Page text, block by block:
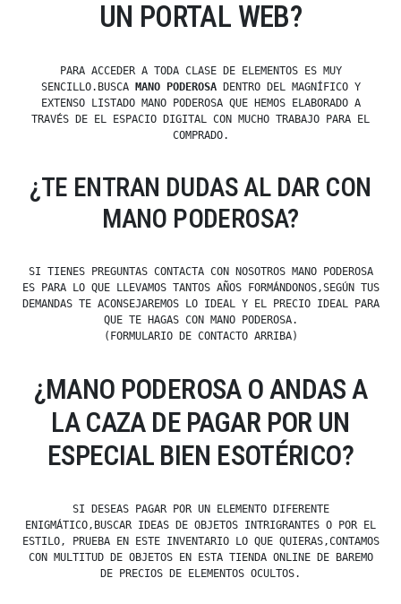
UN PORTAL WEB?
PARA ACCEDER A TODA CLASE DE ELEMENTOS ES MUY
SENCILLO.BUSCA MANO PODEROSADENTRO DEL MAGNÍFICO Y
EXTENSO LISTADO MANO PODEROSA QUE HEMOS ELABORADO A
TRAVÉS DE EL ESPACIO DIGITAL CON MUCHO TRABAJO PARA EL
COMPRADO.
¿TE ENTRAN DUDAS AL DAR CON
MANO PODEROSA?
SI TIENES PREGUNTAS CONTACTA CON NOSOTROS MANO PODEROSA
ES PARA LO QUE LLEVAMOS TANTOS AÑOS FORMÁNDONOS,SEGÚN TUS
DEMANDAS TE ACONSEJAREMOS LO IDEAL Y EL PRECIO IDEAL PARA
QUE TE HAGAS CON MANO PODEROSA.
(FORMULARIO DE CONTACTO ARRIBA)
¿MANO PODEROSA O ANDAS A
LA CAZA DE PAGAR POR UN
ESPECIAL BIEN ESOTÉRICO?
SI DESEAS PAGAR POR UN ELEMENTO DIFERENTE
ENIGMÁTICO,BUSCAR IDEAS DE OBJETOS INTRIGRANTES O POR EL
ESTILO, PRUEBA EN ESTE INVENTARIO LO QUE QUIERAS,CONTAMOS
CON MULTITUD DE OBJETOS EN ESTA TIENDA ONLINE DE BAREMO
DE PRECIOS DE ELEMENTOS OCULTOS.